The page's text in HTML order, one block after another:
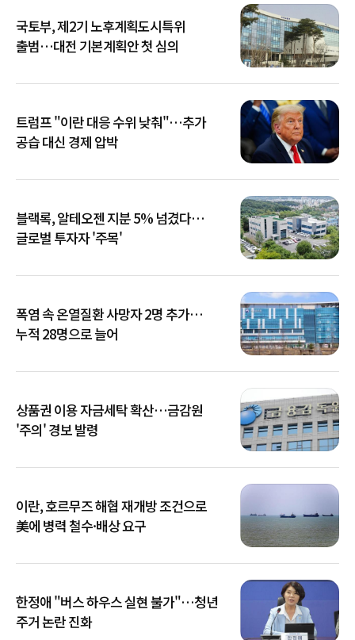
국토부, 제2기 노후계획도시특위
출범…대전 기본계획안 첫 심의
트럼프 "이란 대응 수위 낮춰"…추가
공습 대신 경제 압박
블랙록, 알테오젠 지분 5% 넘겼다…
글로벌 투자자 '주목'
폭염 속 온열질환 사망자 2명 추가…
누적 28명으로 늘어
상품권 이용 자금세탁 확산…금감원
'주의' 경보 발령
이란, 호르무즈 해협 재개방 조건으로
美에 병력 철수·배상 요구
한정애 "버스 하우스 실현 불가"…청년
주거 논란 진화